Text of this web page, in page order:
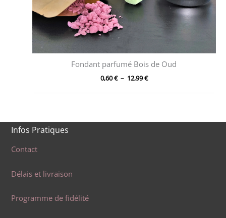
Fondant parfumé Bois de Oud
0,60€ – 12,99€Plage
Infos Pratiques
Contact
Délais et livraison
Programme de fidélité